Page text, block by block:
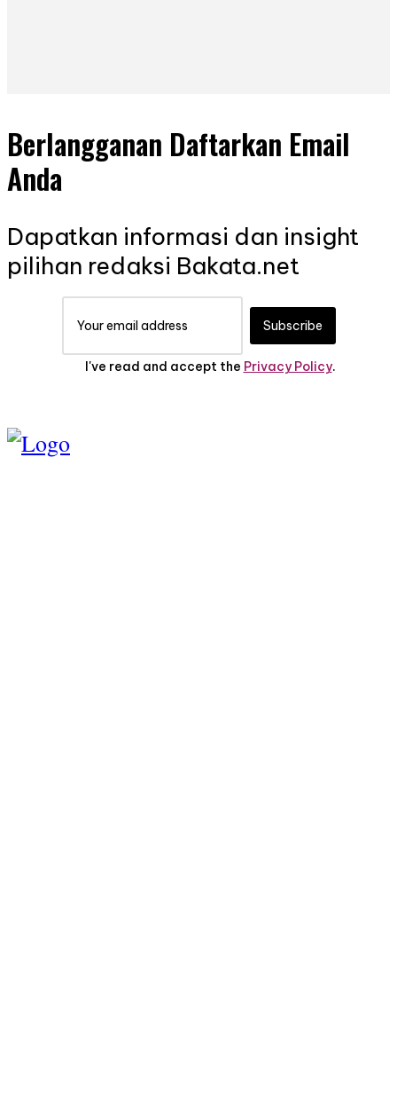
Berlangganan Daftarkan Email
Anda
Dapatkan informasi dan insight
pilihan redaksi Bakata.net
Subscribe
I've read and accept the Privacy Policy.